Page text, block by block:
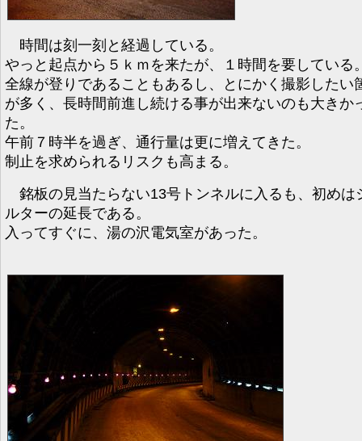
時間は刻一刻と経過している。
やっと起点から５ｋｍを来たが、１時間を要している
全線が登りであることもあるし、とにかく撮影したい
が多く、長時間前進し続ける事が出来ないのも大きか
た。
午前７時半を過ぎ、通行量は更に増えてきた。
制止を求められるリスクも高まる。
銘板の見当たらない13号トンネルに入るも、初めは
ルターの延長である。
入ってすぐに、湯の沢電気室があった。